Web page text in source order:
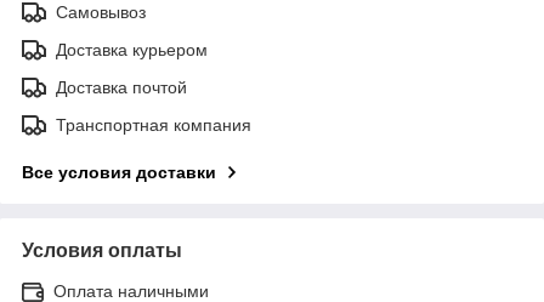
Самовывоз
Доставка курьером
Доставка почтой
Транспортная компания
Все условия доставки
Условия оплаты
Оплата наличными